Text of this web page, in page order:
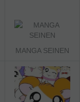
MANGA SEINEN